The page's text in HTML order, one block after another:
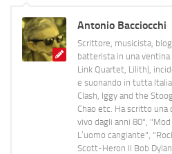
Antonio Bacciocchi
Scrittore, musicista,
batterista in una
Link Quartet, Lilith),
e suonando in tutta
Clash, Iggy and the
Chao etc. Ha scritto
vivo dagli anni 80",
L’uomo cangiante",
Scott-Heron Il Bob